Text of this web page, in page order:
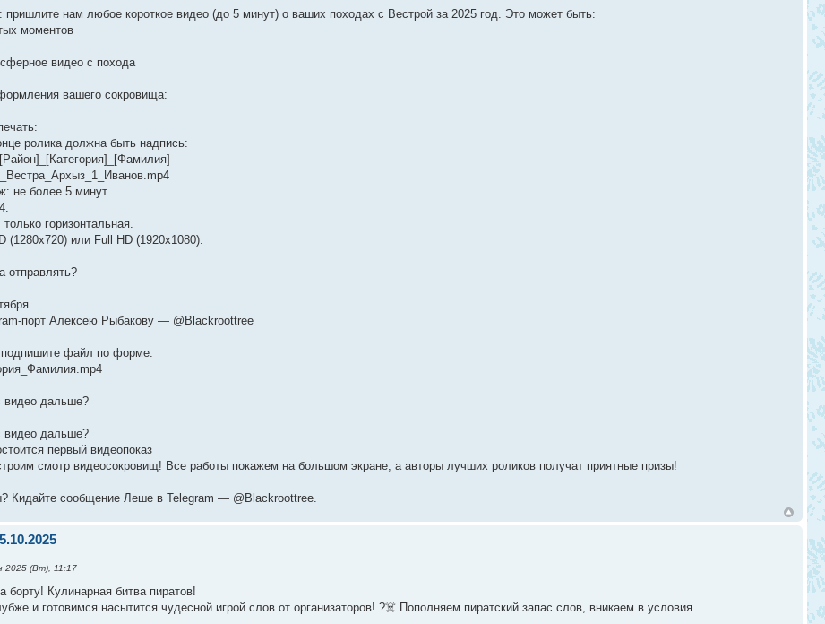
пришлите нам любое короткое видео (до 5 минут) о ваших походах с Вестрой за 2025 год. Это может быть:
моментов
видео с похода
вашего сокровища:
ролика должна быть надпись:
не более 5 минут.
горизонтальная.
(1280x720) или Full HD (1920x1080).
отправлять?
порт Алексею Рыбакову — @Blackroottree
подпишите файл по форме:
видео дальше?
видео дальше?
первый видеопоказ
смотр видеосокровищ! Все работы покажем на большом экране, а авторы лучших роликов получат приятные призы!
Кидайте сообщение Леше в Telegram — @Blackroottree.
2025 (Вт), 11:17
борту! Кулинарная битва пиратов!
и готовимся насытится чудесной игрой слов от организаторов! ?‍☠️ Пополняем пиратский запас слов, вникаем в условия…